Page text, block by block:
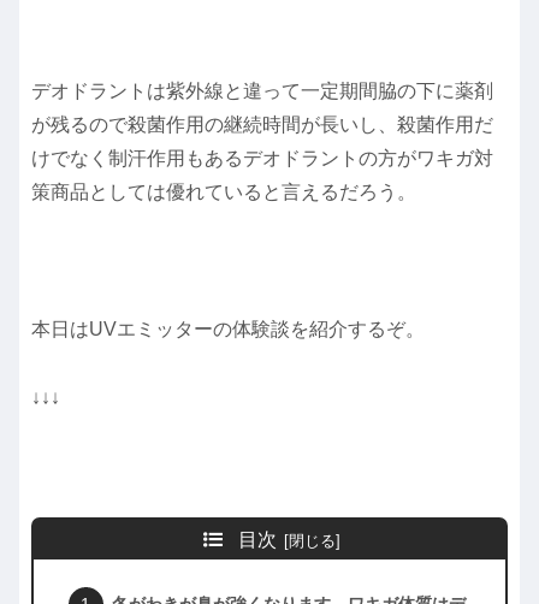
デオドラントは紫外線と違って一定期間脇の下に薬剤
が残るので殺菌作用の継続時間が長いし、殺菌作用だ
けでなく制汗作用もあるデオドラントの方がワキガ対
策商品としては優れていると言えるだろう。
本日はUVエミッターの体験談を紹介するぞ。
↓↓↓
目次